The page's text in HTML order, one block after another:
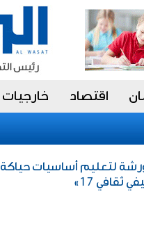
اقتصاد خارجيات
لتعليم أساسيات حياكة
17»